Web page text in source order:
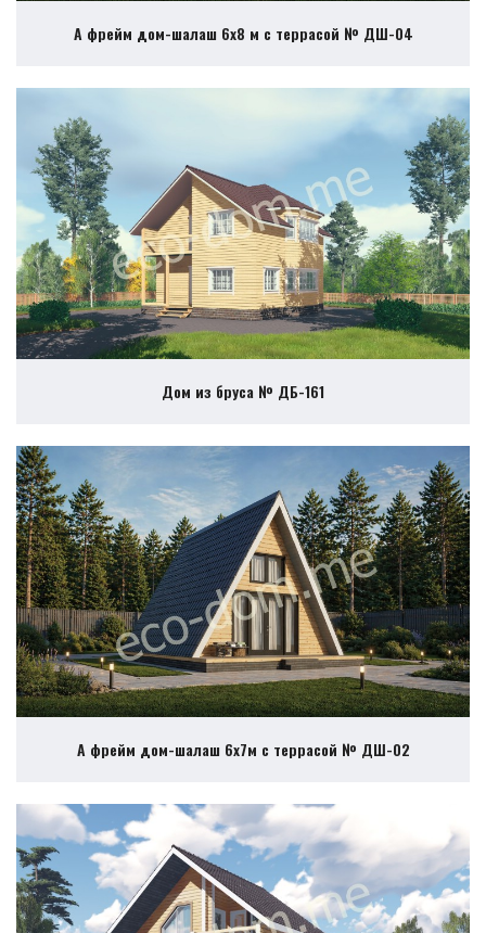
А фрейм дом-шалаш 6х8 м с террасой № ДШ-04
Дом из бруса № ДБ-161
А фрейм дом-шалаш 6х7м с террасой № ДШ-02